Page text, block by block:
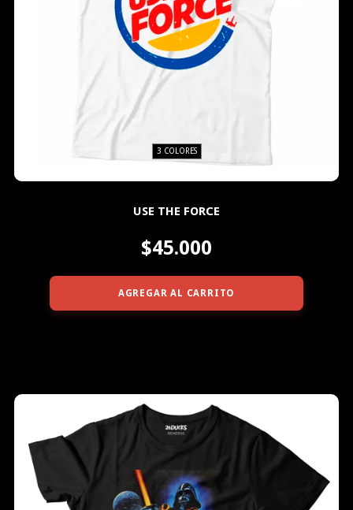
3 COLORES
USE THE FORCE
$45.000
AGREGAR AL CARRITO